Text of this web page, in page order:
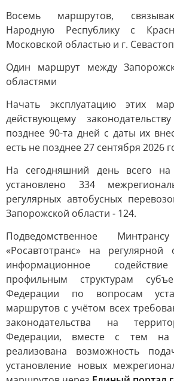
Восемь маршрутов,
Народную Республику с
Московской областью и г.
Один маршрут между
областями
Начать эксплуатацию этих
действующему
позднее 90-та дней с даты их
есть не позднее 27 сентября 2026
На сегодняшний день всего
установлено 334
регулярных автобусных
Запорожской области - 124.
Подведомственное
«Росавтотранс» на регулярной
информационное
профильным структурам
Федерации по вопросам
маршрутов с учётом всех
законодательства на
Федерации, вместе с тем
реализована возможность
установление новых